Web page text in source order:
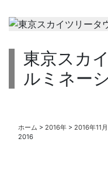
東京スカ
ルミネー
ホーム > 2016年 > 2016年11月
2016